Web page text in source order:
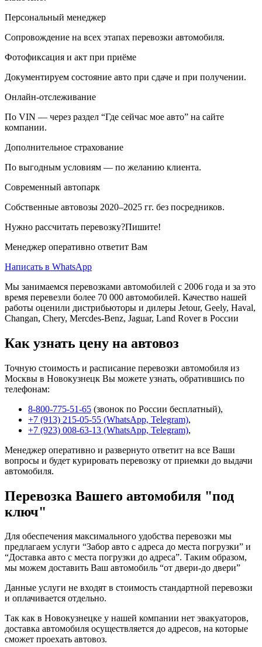
Персональный менеджер
Сопровождение на всех этапах перевозки автомобиля.
Фотофиксация и акт при приёме
Документируем состояние авто при сдаче и при получении.
Онлайн-отслеживание
По VIN — через раздел “Где сейчас мое авто” на сайте
компании.
Дополнительное страхование
По выгодным условиям — по желанию клиента.
Современный автопарк
Собственные автовозы 2020–2025 гг. без посредников.
Нужно рассчитать перевозку?Пишите!
Менеджер оперативно ответит Вам
Написать в WhatsApp
Мы занимаемся перевозками автомобилей с 2006 года и за это
время перевезли более 70 000 автомобилей. Качество нашей
работы оценили дистрибьюторы и дилеры Jetour, Geely, Haval,
Changan, Chery, Mercdes-Benz, Jaguar, Land Rover в России
Как узнать цену на автовоз
Точную стоимость и расписание перевозки автомобиля из
Москвы в Новокузнецк Вы можете узнать, обратившись по
телефонам:
8-800-775-51-65 (звонок по России бесплатный),
+7 (913) 215-05-55 (WhatsApp, Telegram),
+7 (923) 008-63-13 (WhatsApp, Telegram),
Менеджер оперативно и развернуто ответит на все Ваши
вопросы и будет курировать перевозку от приемки до выдачи
автомобиля.
Перевозка Вашего автомобиля "под
ключ"
Для обеспечения максимального удобства перевозки мы
предлагаем услуги “Забор авто с адреса до места погрузки” и
“Доставка авто с места погрузки до адреса”. Таким образом,
мы можем доставить Ваш автомобиль “от двери-до двери”
Данные услуги не входят в стоимость стандартной перевозки
и оплачивается отдельно.
Так как в Новокузнецке у нашей компании нет эвакуаторов,
доставка автомобиля осуществляется до адресов, на которые
сможет проехать автовоз.